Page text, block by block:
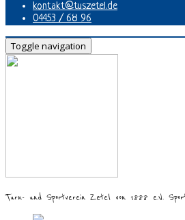
kontakt@tuszetel.de
04453 / 68 96
Toggle navigation
Turn- und Sportverein Zetel von 1888 e.V.